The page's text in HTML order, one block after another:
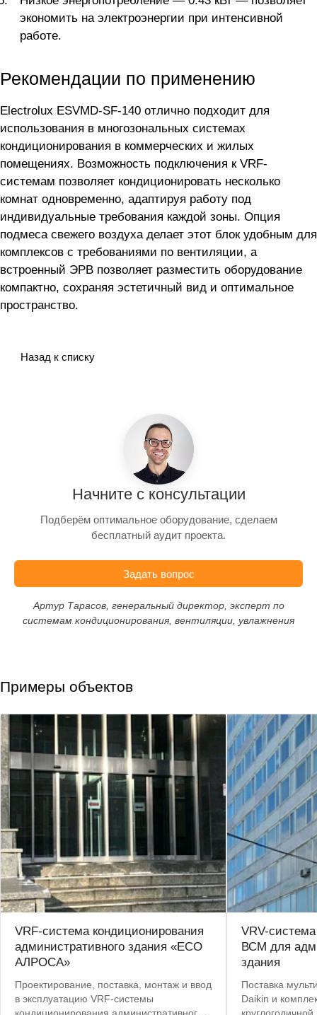
экономить на электроэнергии при интенсивной
работе.
Рекомендации по применению
Electrolux ESVMD-SF-140 отлично подходит для
использования в многозональных системах
кондиционирования в коммерческих и жилых
помещениях. Возможность подключения к VRF-
системам позволяет кондиционировать несколько
комнат одновременно, адаптируя работу под
индивидуальные требования каждой зоны. Опция
подмеса свежего воздуха делает этот блок удобным для
комплексов с требованиями по вентиляции, а
встроенный ЭРВ позволяет разместить оборудование
компактно, сохраняя эстетичный вид и оптимальное
пространство.
Назад к списку
Начните с консультации
Подберём оптимальное оборудование, сделаем
бесплатный аудит проекта.
Задать вопрос
Артур Тарасов, генеральный директор, эксперт по
системам кондиционирования, вентиляции, увлажнения
Примеры объектов
VRF-система кондиционирования
административного здания «ЕСО
АЛРОСА»
Проектирование, поставка, монтаж и ввод
в эксплуатацию VRF-системы
VRV-
ВСМ для
здания
Поставка
Daikin и